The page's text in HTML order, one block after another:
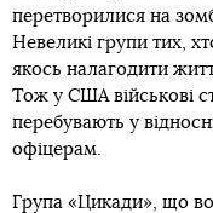
перетворилися на
Невеликі групи тих,
якось налагодити
Тож у США військові
перебувають у
офіцерам.
Група «Цикади», що